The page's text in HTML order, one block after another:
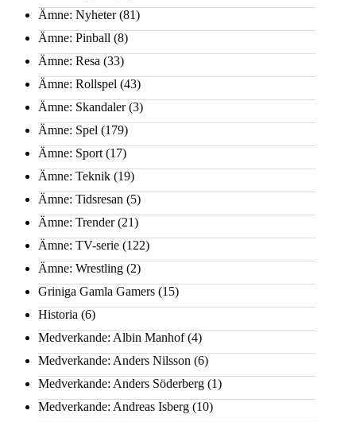
Ämne: Nyheter(81)
Ämne: Pinball (8)
Ämne: Resa (33)
Ämne: Rollspel (43)
Ämne: Skandaler(3)
Ämne: Spel (179)
Ämne: Sport (17)
Ämne: Teknik (19)
Ämne: Tidsresan (5)
Ämne: Trender(21)
Ämne: TV-serie (122)
Ämne: Wrestling (2)
Griniga Gamla Gamers (15)
Historia (6)
Medverkande: Albin Manhof(4)
Medverkande: Anders Nilsson (6)
Medverkande: Anders Söderberg (1)
Medverkande: Andreas Isberg (10)